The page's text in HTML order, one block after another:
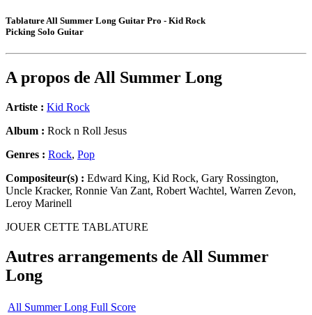
Tablature All Summer Long Guitar Pro - Kid Rock
Picking Solo Guitar
A propos de All Summer Long
Artiste : Kid Rock
Album : Rock n Roll Jesus
Genres : Rock, Pop
Compositeur(s) : Edward King, Kid Rock, Gary Rossington,
Uncle Kracker, Ronnie Van Zant, Robert Wachtel, Warren Zevon,
Leroy Marinell
JOUER CETTE TABLATURE
Autres arrangements de All Summer
Long
All Summer Long Full Score